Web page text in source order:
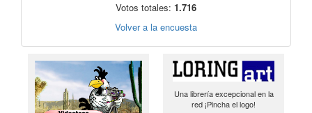
Votos totales: 1.716
Volver a la encuesta
Una librería excepcional en la
red ¡Pincha el logo!